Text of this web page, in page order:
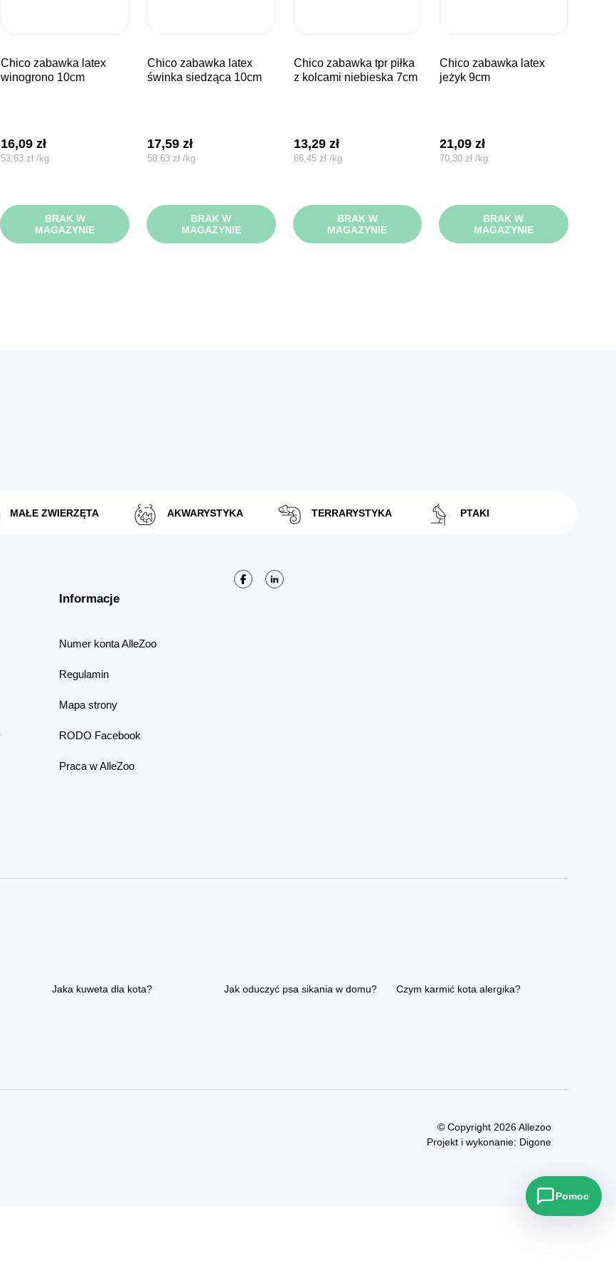
chico zabawka latex
winogrono 10cm
16,09zł
53,63zł /kg
BRAK W
MAGAZYNIE
chico zabawka latex
świnka siedząca 10cm
17,59 zł
58,63 zł /kg
BRAK W
MAGAZYNIE
chico zabawka tpr piłka
z kolcami niebieska 7cm
13,29 zł
66,45 zł /kg
BRAK W
MAGAZYNIE
chico zabawka latex
jeżyk 9cm
21,09zł
70,30zł /kg
BRAK W
MAGAZYNIE
MAŁE ZWIERZĘTA AKWARYSTYKA TERRARYSTYKA PTAKI
Informacje
Numer konta AlleZoo
Regulamin
Mapa strony
RODO Facebook
Praca w AlleZoo
Jaka kuweta dla kota? Jak oduczyć psa sikania w domu? Czym karmić kota alergika?
© Copyright 2026 Allezoo
Projekt i wykonanie: Digone
Pomoc